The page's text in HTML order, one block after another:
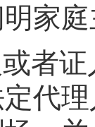
家
者
代